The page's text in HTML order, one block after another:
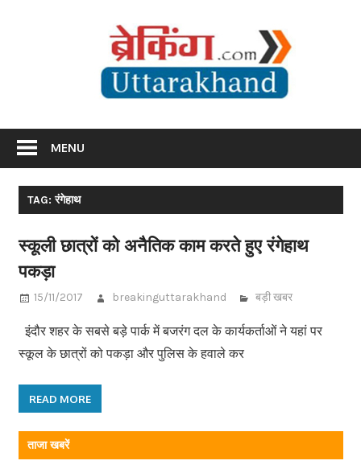
MENU
TAG: रंगेहाथ
स्कूली छात्रों को अनैतिक काम करते हुए रंगेहाथ
पकड़ा
15/11/2017 breakinguttarakhand बड़ी खबर
इंदौर शहर के सबसे बड़े पार्क में बजरंग दल के कार्यकर्ताओं ने यहां पर
स्कूल के छात्रों को पकड़ा और पुलिस के हवाले कर
READ MORE
ताजा खबरें